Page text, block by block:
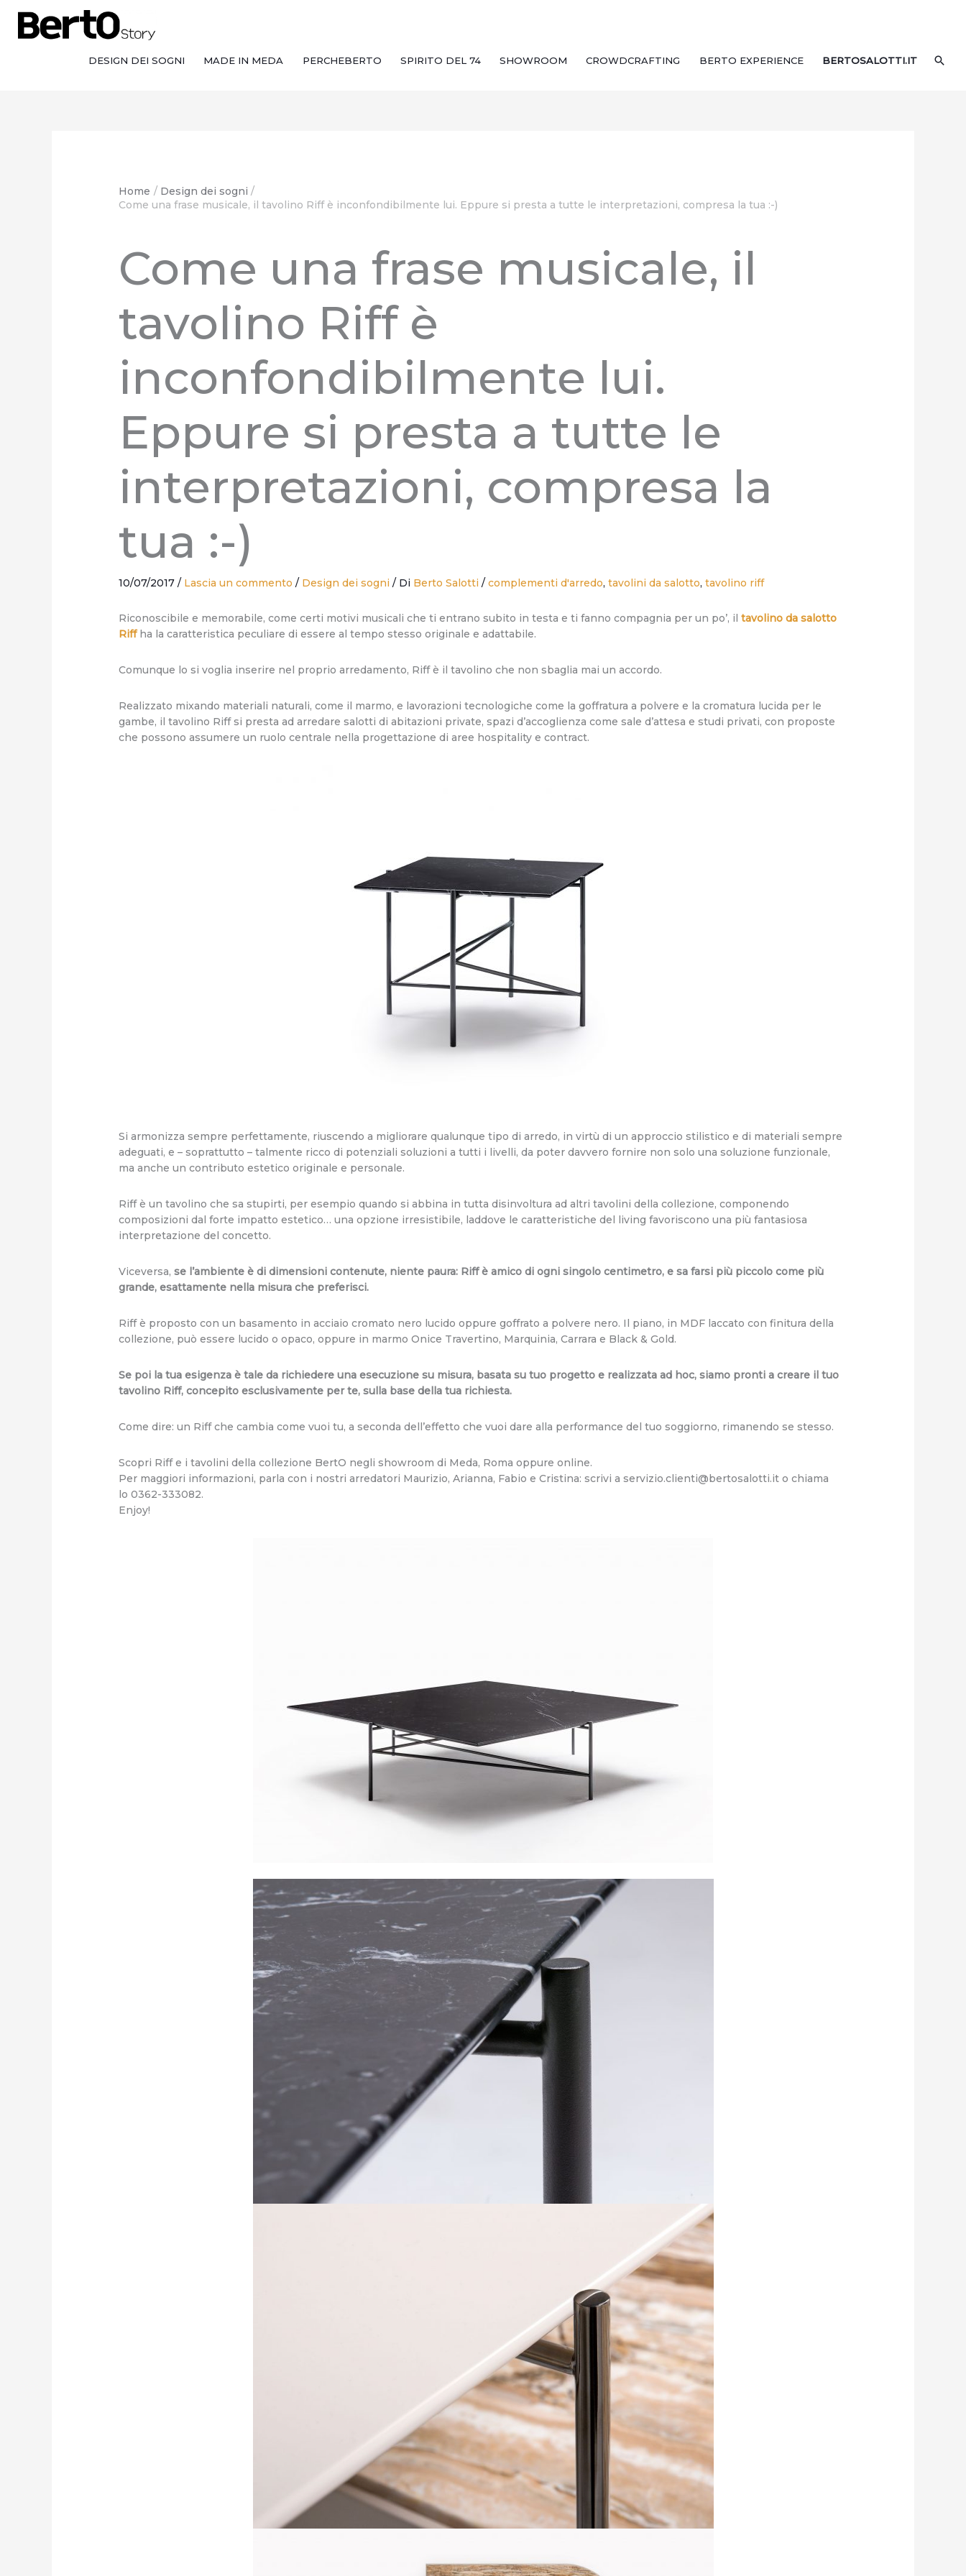
contenuto
navigazione
contenuto
DESIGN DEI SOGNI MADE IN MEDA PERCHEBERTO SPIRITO DEL 74 SHOWROOM CROWDCRAFTING BERTO EXPERIENCE BERTOSALOTTI.IT
Home
Design dei sogni
Come una frase musicale, il tavolino Riff è inconfondibilmente lui. Eppure si presta a tutte le interpretazioni, compresa la tua :-)
Come una frase musicale, il
tavolino Riff è
inconfondibilmente lui.
Eppure si presta a tutte le
interpretazioni, compresa la
tua :-)
10/07/2017/ Lascia un commento / Design dei sogni / Di Berto Salotti/complementi d'arredo,tavolini da salotto,tavolino riff
Riconoscibile e memorabile, come certi motivi musicali che ti entrano subito in testa e ti fanno compagnia per un po’, iltavolino da salotto
Riffha la caratteristica peculiare di essere al tempo stesso originale e adattabile.
Comunque lo si voglia inserire nel proprio arredamento, Riff è il tavolino che non sbaglia mai un accordo.
Realizzato mixando materiali naturali, come il marmo, e lavorazioni tecnologiche come la goffratura a polvere e la cromatura lucida per le
gambe, il tavolino Riff si presta ad arredare salotti di abitazioni private, spazi d’accoglienza come sale d’attesa e studi privati, con proposte
che possono assumere un ruolo centrale nella progettazione di aree hospitality e contract.
Si armonizza sempre perfettamente, riuscendo a migliorare qualunque tipo di arredo, in virtù di un approccio stilistico e di materiali sempre
adeguati, e – soprattutto – talmente ricco di potenziali soluzioni a tutti i livelli, da poter davvero fornire non solo una soluzione funzionale,
ma anche un contributo estetico originale e personale.
Riff è un tavolino che sa stupirti, per esempio quando si abbina in tutta disinvoltura ad altri tavolini della collezione, componendo
composizioni dal forte impatto estetico… una opzione irresistibile, laddove le caratteristiche del living favoriscono una più fantasiosa
interpretazione del concetto.
Viceversa,se l’ambiente è di dimensioni contenute, niente paura: Riff è amico di ogni singolo centimetro, e sa farsi più piccolo come più
grande, esattamente nella misura che preferisci.
Riff è proposto con un basamento in acciaio cromato nero lucido oppure goffrato a polvere nero. Il piano, in MDF laccato con finitura della
collezione, può essere lucido o opaco, oppure in marmo Onice Travertino, Marquinia, Carrara e Black & Gold.
Se poi la tua esigenza è tale da richiedere una esecuzione su misura, basata su tuo progetto e realizzata ad hoc, siamo pronti a creare il tuo
tavolino Riff, concepito esclusivamente per te, sulla base della tua richiesta.
Come dire: un Riff che cambia come vuoi tu, a seconda dell’effetto che vuoi dare alla performance del tuo soggiorno, rimanendo se stesso.
Scopri Riff e i tavolini della collezione BertO negli showroom di Meda, Roma oppure online.
Per maggiori informazioni, parla con i nostri arredatori Maurizio, Arianna, Fabio e Cristina: scrivi aservizio.clienti@bertosalotti.it o chiama
lo 0362-333082.
Enjoy!